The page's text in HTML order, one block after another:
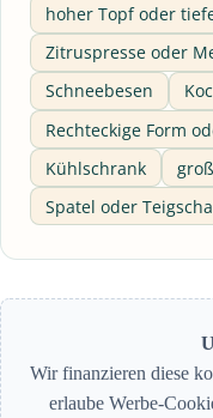
hoher Topf oder
Zitruspresse oder
Schneebesen
Rechteckige Form
Kühlschrank
Spatel oder
Wir finanzieren diese
erlaube Werbe-